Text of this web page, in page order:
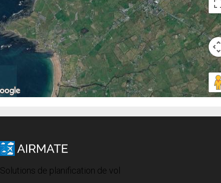
Solutions de planification de vol